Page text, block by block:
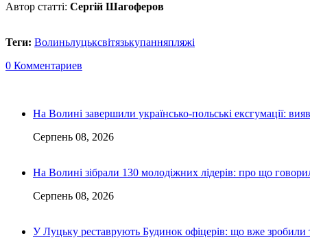
Автор статті: Сергій Шагоферов
Теги: Волиньлуцьксвітязькупанняпляжі
0 Комментариев
На Волині завершили українсько-польські ексгумації:
Серпень 08, 2026
На Волині зібрали 130 молодіжних лідерів: про що
Серпень 08, 2026
У Луцьку реставрують Будинок офіцерів: що вже зробили